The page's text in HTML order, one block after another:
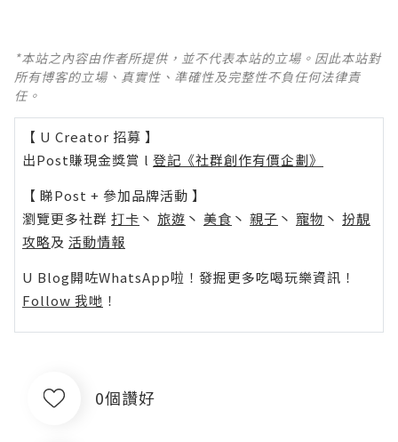
*本站之內容由作者所提供，並不代表本站的立場。因此本站對
所有博客的立場、真實性、準確性及完整性不負任何法律責
任。
【 U Creator 招募 】
出Post賺現金獎賞 l 登記《社群創作有價企劃》
【 睇Post + 參加品牌活動 】
瀏覽更多社群 打卡 丶 旅遊 丶 美食 丶 親子 丶 寵物 丶 扮靚
攻略及 活動情報
U Blog開咗WhatsApp啦！發掘更多吃喝玩樂資訊！
Follow 我哋 ！
0個讚好